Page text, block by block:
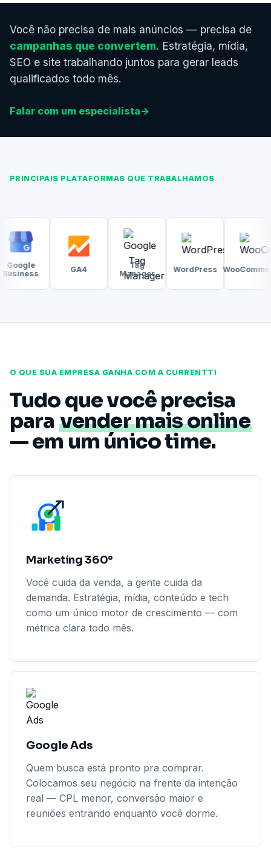
Você não precisa de mais anúncios — precisa de
campanhas que convertem. Estratégia, mídia,
SEO e site trabalhando juntos para gerar leads
qualificados todo mês.
Falar com um especialista→
PRINCIPAIS PLATAFORMAS QUE TRABALHAMOS
Manager
WordPress WooCommerce
O QUE SUA EMPRESA GANHA COM A CURRENTTI
Tudo que você precisa
para vender mais online
— em um único time.
Marketing 360°
Você cuida da venda, a gente cuida da
demanda. Estratégia, mídia, conteúdo e tech
como um único motor de crescimento — com
métrica clara todo mês.
Google Ads
Quem busca está pronto pra comprar.
Colocamos seu negócio na frente da intenção
real — CPL menor, conversão maior e
reuniões entrando enquanto você dorme.